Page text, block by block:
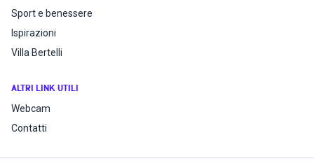
Sport e benessere
Ispirazioni
Villa Bertelli
ALTRI LINK UTILI
Webcam
Contatti